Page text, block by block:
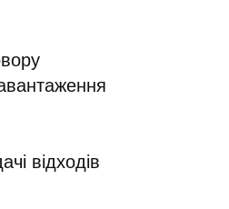
відходів